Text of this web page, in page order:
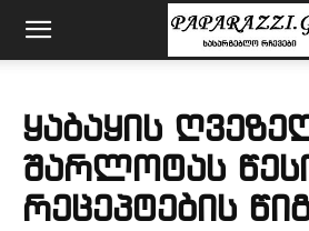
ყაბაყის
შარლოტას
რეცეპტების